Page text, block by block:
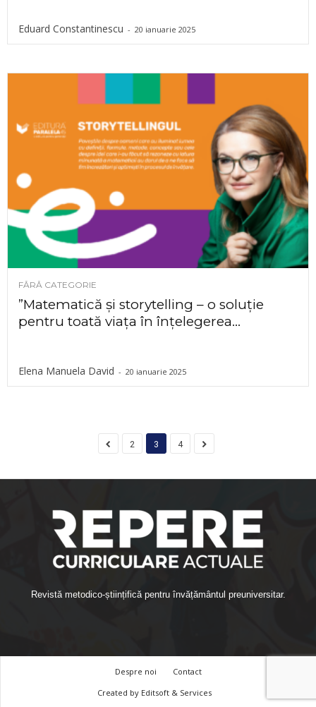
Eduard Constantinescu - 20 ianuarie 2025
FĂRĂ CATEGORIE
”Matematică și storytelling – o soluție
pentru toată viața în înțelegerea...
Elena Manuela David - 20 ianuarie 2025
2 3 4
Revistă metodico-științifică pentru învățământul preuniversitar.
Despre noi
Contact
Created by Editsoft & Services